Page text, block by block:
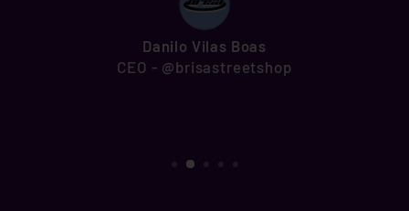
Danilo Vilas Boas
CEO - @brisastreetshop